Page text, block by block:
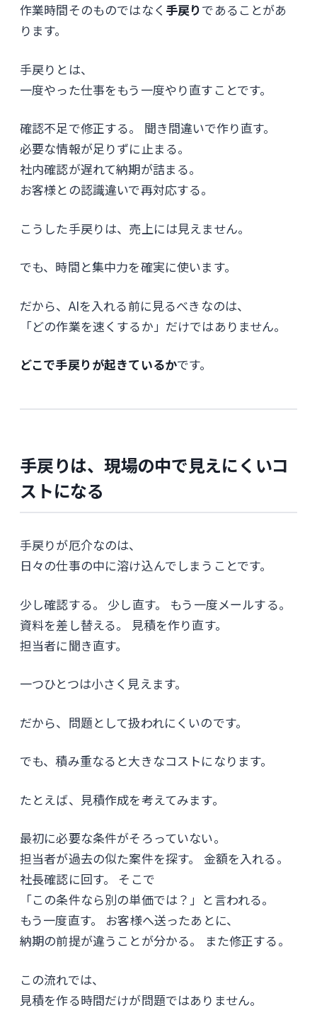
作業時間そのものではなく 手戻りであることがあ
ります。
手戻りとは、
一度やった仕事をもう一度やり直すことです。
確認不足で修正する。 聞き間違いで作り直す。
必要な情報が足りずに止まる。
社内確認が遅れて納期が詰まる。
お客様との認識違いで再対応する。
こうした手戻りは、売上には見えません。
でも、時間と集中力を確実に使います。
だから、AIを入れる前に見るべきなのは、
「どの作業を速くするか」だけではありません。
どこで手戻りが起きているかです。
手戻りは、現場の中で見えにくいコ
ストになる
手戻りが厄介なのは、
日々の仕事の中に溶け込んでしまうことです。
少し確認する。 少し直す。 もう一度メールする。
資料を差し替える。 見積を作り直す。
担当者に聞き直す。
一つひとつは小さく見えます。
だから、問題として扱われにくいのです。
でも、積み重なると大きなコストになります。
たとえば、見積作成を考えてみます。
最初に必要な条件がそろっていない。
担当者が過去の似た案件を探す。 金額を入れる。
社長確認に回す。 そこで
「この条件なら別の単価では？」と言われる。
もう一度直す。 お客様へ送ったあとに、
納期の前提が違うことが分かる。 また修正する。
この流れでは、
見積を作る時間だけが問題ではありません。